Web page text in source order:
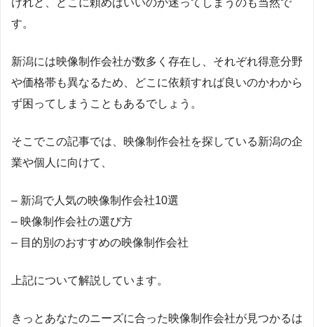
す。
新潟には映像制作会社が数多く存在し、それぞれ得意分野
や価格帯も異なるため、どこに依頼すれば良いのかわから
ず困ってしまうこともあるでしょう。
そこでこの記事では、映像制作会社を探している新潟の企
業や個人に向けて、
– 新潟で人気の映像制作会社10選
– 映像制作会社の選び方
– 目的別のおすすめの映像制作会社
上記について解説しています。
きっとあなたのニーズに合った映像制作会社が見つかるは